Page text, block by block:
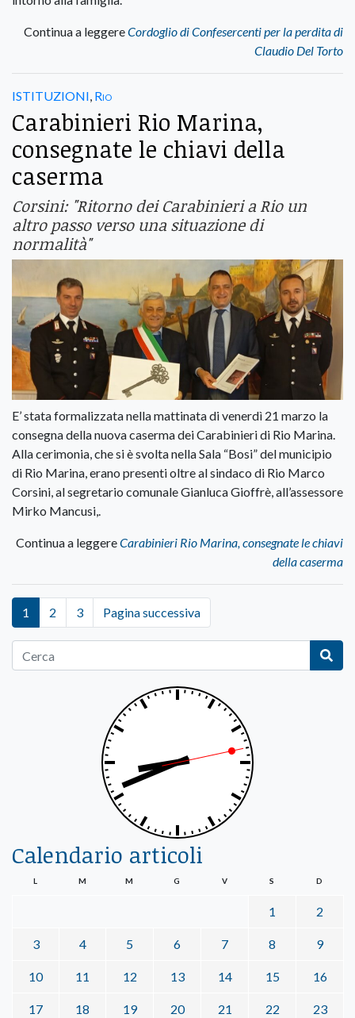
Continua a leggereCordoglio di Confesercenti per la perdita di
Claudio Del Torto
ISTITUZIONI, Rio
Carabinieri Rio Marina,
consegnate le chiavi della
caserma
Corsini: "Ritorno dei Carabinieri a Rio un
altro passo verso una situazione di
normalità"
E’ stata formalizzata nella mattinata di venerdì 21 marzo la
consegna della nuova caserma dei Carabinieri di Rio Marina.
Alla cerimonia, che si è svolta nella Sala “Bosi” del municipio
di Rio Marina, erano presenti oltre al sindaco di Rio Marco
Corsini, al segretario comunale Gianluca Gioffrè, all’assessore
Mirko Mancusi,.
Continua a leggereCarabinieri Rio Marina, consegnate le chiavi
della caserma
1 2 3 Pagina successiva
Calendario articoli
L M M G V S D
1 2
3 4 5 6 7 8 9
10 11 12 13 14 15 16
17 18 19 20 21 22 23